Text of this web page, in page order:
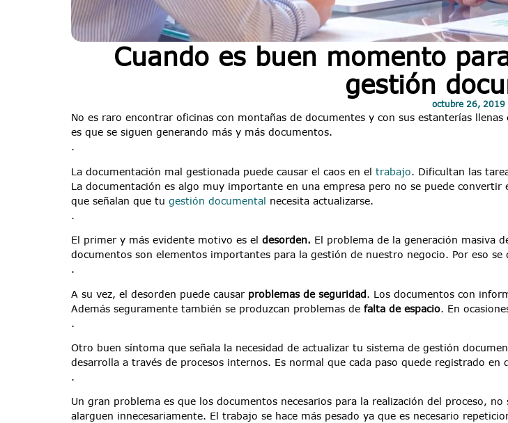
Cuando es buen momento
gestión
octubre 26, 2019
No es raro encontrar oficinas con montañas de documentes y con sus estanterías
es que se siguen generando más y más documentos.
.
La documentación mal gestionada puede causar el caos en el trabajo. Dificultan las
La documentación es algo muy importante en una empresa pero no se puede
que señalan que tu gestión documental necesita actualizarse.
.
El primer y más evidente motivo es el desorden. El problema de la generación masiva
documentos son elementos importantes para la gestión de nuestro negocio. Por eso
.
A su vez, el desorden puede causar problemas de seguridad. Los documentos con
Además seguramente también se produzcan problemas de falta de espacio. En
.
Otro buen síntoma que señala la necesidad de actualizar tu sistema de gestión
desarrolla a través de procesos internos. Es normal que cada paso quede registrado
.
Un gran problema es que los documentos necesarios para la realización del proceso,
alarguen innecesariamente. El trabajo se hace más pesado ya que es necesario